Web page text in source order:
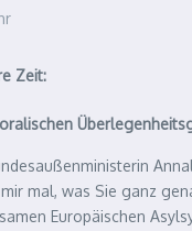
Zeit:
mir mal, was Sie ganz
Europäischen